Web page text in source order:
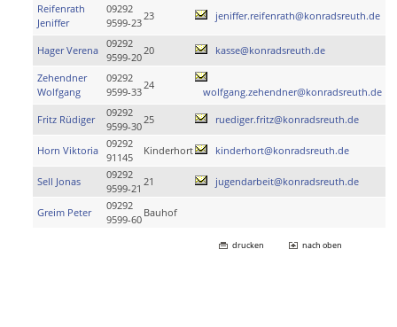
Reifenrath
Jeniffer
09292
9599-23
23 jeniffer.reifenrath@konradsreuth.de
Hager Verena
09292
9599-20
20 kasse@konradsreuth.de
Zehendner
Wolfgang
09292
9599-33
24
wolfgang.zehendner@konradsreuth.de
Fritz Rüdiger
09292
9599-30
25 ruediger.fritz@konradsreuth.de
Horn Viktoria
09292
91145
Kinderhort kinderhort@konradsreuth.de
Sell Jonas
09292
9599-21
21 jugendarbeit@konradsreuth.de
Greim Peter
09292
9599-60
Bauhof
drucken nach oben